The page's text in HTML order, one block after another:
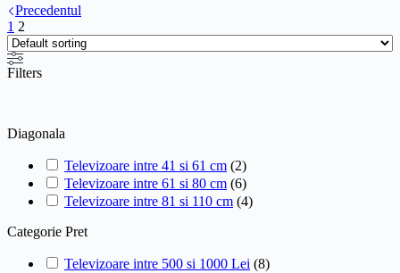
Precedentul
1 2
Filters
Diagonala
Televizoare intre 41 si 61 cm (2)
Televizoare intre 61 si 80 cm (6)
Televizoare intre 81 si 110 cm (4)
Categorie Pret
Televizoare intre 500 si 1000 Lei (8)